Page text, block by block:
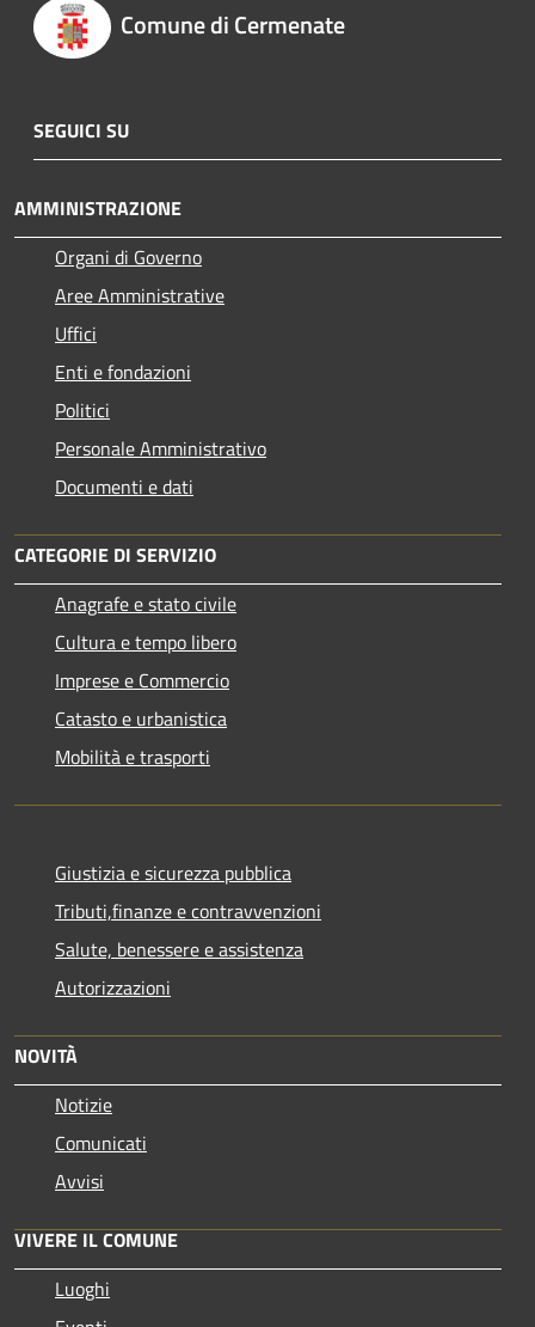
Comune di Cermenate
SEGUICI SU
AMMINISTRAZIONE
Organi di Governo
Aree Amministrative
Uffici
Enti e fondazioni
Politici
Personale Amministrativo
Documenti e dati
CATEGORIE DI SERVIZIO
Anagrafe e stato civile
Cultura e tempo libero
Imprese e Commercio
Catasto e urbanistica
Mobilità e trasporti
Giustizia e sicurezza pubblica
Tributi,finanze e contravvenzioni
Salute, benessere e assistenza
Autorizzazioni
NOVITÀ
Notizie
Comunicati
Avvisi
VIVERE IL COMUNE
Luoghi